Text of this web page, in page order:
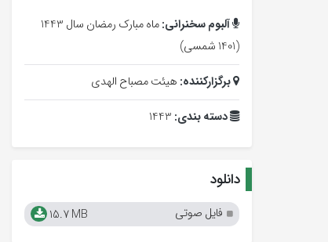
آلبوم سخنرانی:
ماه مبارک رمضان سال 1443
(1401 شمسی)
برگزارکننده: هیئت مصباح الهدی
دسته بندی: 1443
دانلود
فایل صوتی 15.7 MB